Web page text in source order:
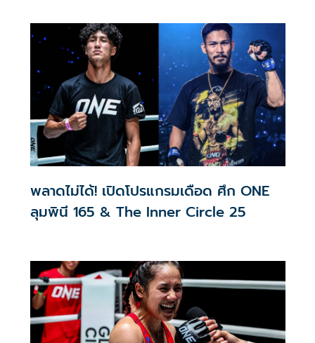
พลาดไม่ได้! เปิดโปรแกรมเดือด ศึก ONE
ลุมพินี 165 & The Inner Circle 25